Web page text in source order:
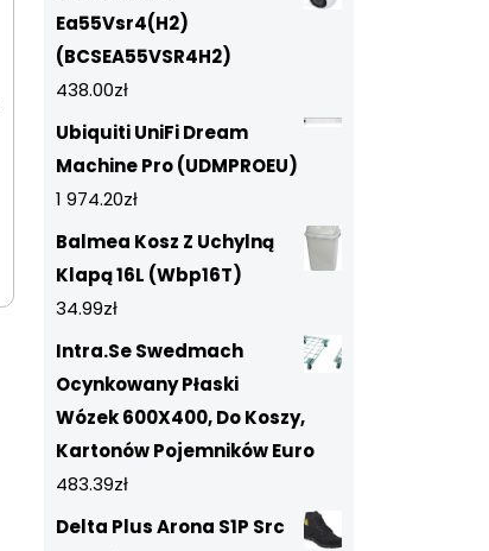
Ea55Vsr4(H2)
(BCSEA55VSR4H2)
438.00zł
Ubiquiti UniFi Dream
Machine Pro (UDMPROEU)
1 974.20zł
Balmea Kosz Z Uchylną
Klapą 16L (Wbp16T)
34.99zł
Intra.Se Swedmach
Ocynkowany Płaski
Wózek 600X400, Do Koszy,
Kartonów Pojemników Euro
483.39zł
Delta Plus Arona S1P Src